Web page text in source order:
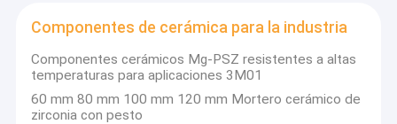
Componentes de cerámica para la industria
Componentes cerámicos Mg-PSZ resistentes a altas
temperaturas para aplicaciones 3M01
60 mm 80 mm 100 mm 120 mm Mortero cerámico de
zirconia con pesto